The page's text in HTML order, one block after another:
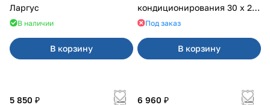
Ларгус
В наличии
В корзину
кондиционирования 30 х 26
х 2 мм
Под заказ
В корзину
5 850 ₽
6 960 ₽